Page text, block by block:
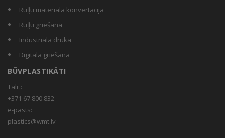
Ruļļu materiala konvertācija
Ruļļu griešana
Industriāla druka
Digitāla griešana
BŪVPLASTIKĀTI
Talr.:
+371 67 800 832
e-pasts:
plastics@wmt.lv